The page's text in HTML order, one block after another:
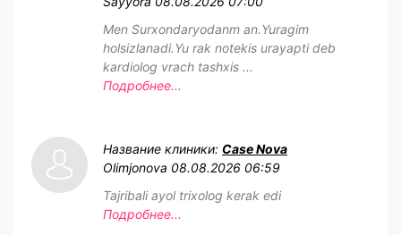
Men Surxondaryodanm an.Yuragim
holsizlanadi.Yu rak notekis urayapti deb
kardiolog vrach tashxis ...
Подробнее...
Название клиники: Case Nova
Olimjonova 08.08.2026 06:59
Tajribali ayol trixolog kerak edi
Подробнее...